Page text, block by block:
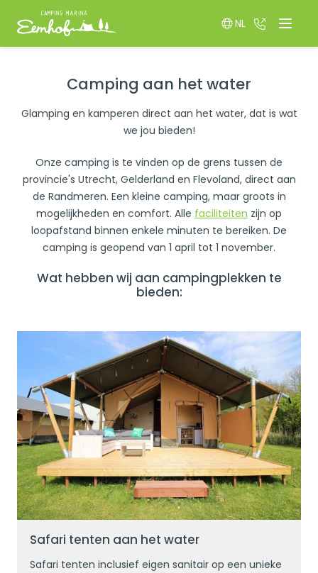
Menu
NL
Switch language
036 522
Camping aan het water
Glamping en kamperen direct aan het water, dat is wat
we jou bieden!
Onze camping is te vinden op de grens tussen de
provincie's Utrecht, Gelderland en Flevoland, direct aan
de Randmeren. Een kleine camping, maar groots in
mogelijkheden en comfort. Alle faciliteiten zijn op
loopafstand binnen enkele minuten te bereiken. De
camping is geopend van 1 april tot 1 november.
Wat hebben wij aan campingplekken te
bieden:
Lees meer
Safari tenten aan het water
Safari tenten inclusief eigen sanitair op een unieke